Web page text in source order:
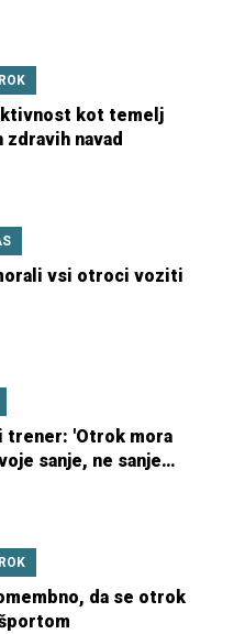
kot temelj
navad
vsi otroci voziti
trener: 'Otrok mora
sanje, ne sanje
da se otrok